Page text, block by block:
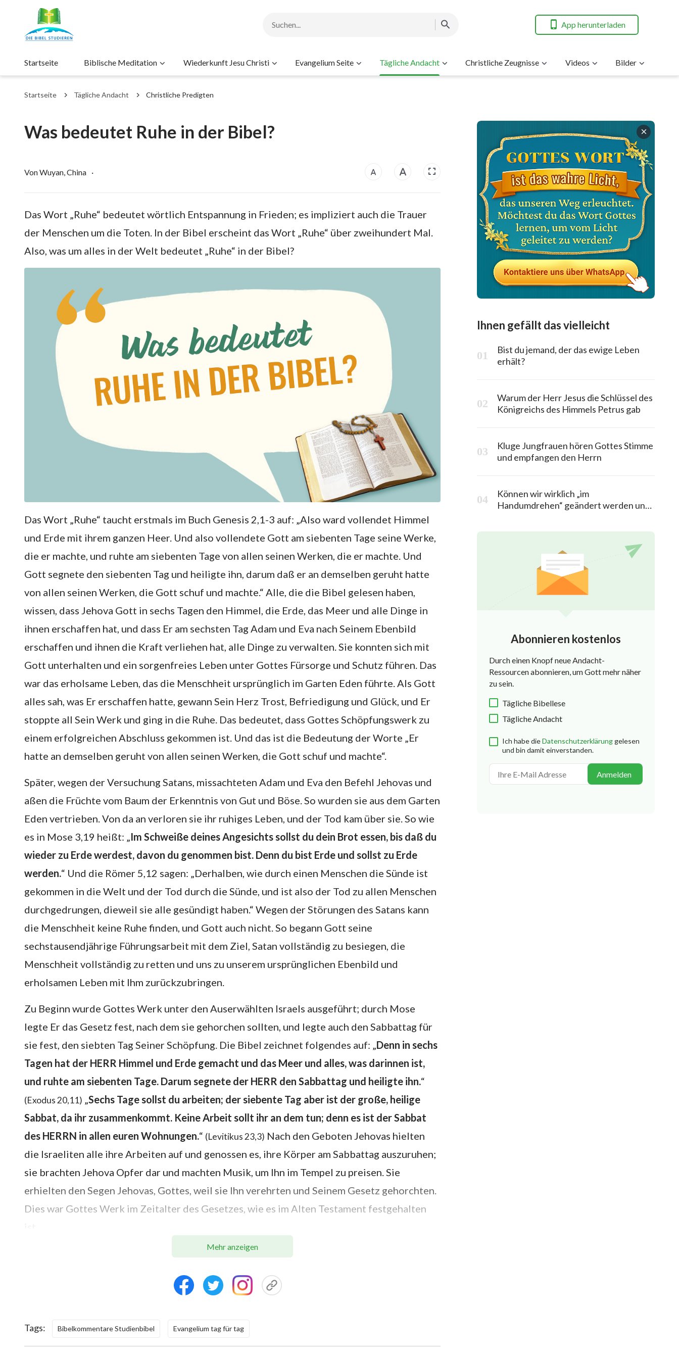
App herunterladen
Startseite Biblische Meditation Wiederkunft Jesu Christi Evangelium Seite Tägliche Andacht Christliche Zeugnisse Videos Bilder
Startseite Tägliche Andacht Christliche Predigten
Was bedeutet Ruhe in der Bibel?
Von Wuyan, China ·
Das Wort „Ruhe“ bedeutet wörtlich Entspannung in Frieden; es impliziert auch die Trauer
der Menschen um die Toten. In der Bibel erscheint das Wort „Ruhe“ über zweihundert Mal.
Also, was um alles in der Welt bedeutet „Ruhe“ in der Bibel?
Das Wort „Ruhe“ taucht erstmals im Buch Genesis 2,1-3 auf: „Also ward vollendet Himmel
und Erde mit ihrem ganzen Heer. Und also vollendete Gott am siebenten Tage seine Werke,
die er machte, und ruhte am siebenten Tage von allen seinen Werken, die er machte. Und
Gott segnete den siebenten Tag und heiligte ihn, darum daß er an demselben geruht hatte
von allen seinen Werken, die Gott schuf und machte.“ Alle, die die Bibel gelesen haben,
wissen, dass Jehova Gott in sechs Tagen den Himmel, die Erde, das Meer und alle Dinge in
ihnen erschaffen hat, und dass Er am sechsten Tag Adam und Eva nach Seinem Ebenbild
erschaffen und ihnen die Kraft verliehen hat, alle Dinge zu verwalten. Sie konnten sich mit
Gott unterhalten und ein sorgenfreies Leben unter Gottes Fürsorge und Schutz führen. Das
war das erholsame Leben, das die Menschheit ursprünglich im Garten Eden führte. Als Gott
alles sah, was Er erschaffen hatte, gewann Sein Herz Trost, Befriedigung und Glück, und Er
stoppte all Sein Werk und ging in die Ruhe. Das bedeutet, dass Gottes Schöpfungswerk zu
einem erfolgreichen Abschluss gekommen ist. Und das ist die Bedeutung der Worte „Er
hatte an demselben geruht von allen seinen Werken, die Gott schuf und machte“.
Später, wegen der Versuchung Satans, missachteten Adam und Eva den Befehl Jehovas und
aßen die Früchte vom Baum der Erkenntnis von Gut und Böse. So wurden sie aus dem Garten
Eden vertrieben. Von da an verloren sie ihr ruhiges Leben, und der Tod kam über sie. So wie
es in Mose 3,19 heißt: „Im Schweiße deines Angesichts sollst du dein Brot essen, bis daß du
wieder zu Erde werdest, davon du genommen bist. Denn du bist Erde und sollst zu Erde
werden.“ Und die Römer 5,12 sagen: „Derhalben, wie durch einen Menschen die Sünde ist
gekommen in die Welt und der Tod durch die Sünde, und ist also der Tod zu allen Menschen
durchgedrungen, dieweil sie alle gesündigt haben.“ Wegen der Störungen des Satans kann
die Menschheit keine Ruhe finden, und Gott auch nicht. So begann Gott seine
sechstausendjährige Führungsarbeit mit dem Ziel, Satan vollständig zu besiegen, die
Menschheit vollständig zu retten und uns zu unserem ursprünglichen Ebenbild und
erholsamen Leben mit Ihm zurückzubringen.
Zu Beginn wurde Gottes Werk unter den Auserwählten Israels ausgeführt; durch Mose
legte Er das Gesetz fest, nach dem sie gehorchen sollten, und legte auch den Sabbattag für
sie fest, den siebten Tag Seiner Schöpfung. Die Bibel zeichnet folgendes auf: „Denn in sechs
Tagen hat der HERR Himmel und Erde gemacht und das Meer und alles, was darinnen ist,
und ruhte am siebenten Tage. Darum segnete der HERR den Sabbattag und heiligte ihn.“
(Exodus 20,11) „Sechs Tage sollst du arbeiten; der siebente Tag aber ist der große, heilige
Sabbat, da ihr zusammenkommt. Keine Arbeit sollt ihr an dem tun; denn es ist der Sabbat
des HERRN in allen euren Wohnungen.“ (Levitikus 23,3) Nach den Geboten Jehovas hielten
die Israeliten alle ihre Arbeiten auf und genossen es, ihre Körper am Sabbattag auszuruhen;
sie brachten Jehova Opfer dar und machten Musik, um Ihn im Tempel zu preisen. Sie
erhielten den Segen Jehovas, Gottes, weil sie Ihn verehrten und Seinem Gesetz gehorchten.
Dies war Gottes Werk im Zeitalter des Gesetzes, wie es im Alten Testament festgehalten
Am Ende des Zeitalters des Gesetzes waren die Israeliten zunehmend unfähig, die Gesetze
Sünden, dass es nicht genug Sündopfer gab, um für ihre Sünden zu büßen. Sie waren voller
gesündigt hätten, wären sie am Ende zum Tode verurteilt worden, weil sie das Gesetz
gebrochen hätten, was nicht Gottes Absicht war, als Er die Menschheit erschuf. So hat Gott
Mehr anzeigen
Tags: Bibelkommentare Studienbibel Evangelium tag für tag
Ihnen gefällt das vielleicht
Bist du jemand, der das ewige Leben
erhält?
Warum der Herr Jesus die Schlüssel des
Königreichs des Himmels Petrus gab
Kluge Jungfrauen hören Gottes Stimme
und empfangen den Herrn
Können wir wirklich „im
Handumdrehen“ geändert werden und
Abonnieren kostenlos
Durch einen Knopf neue Andacht-
Ressourcen abonnieren, um Gott mehr näher
zu sein.
Tägliche Bibellese
Tägliche Andacht
Ich habe dieDatenschutzerklärung gelesen
und bin damit einverstanden.